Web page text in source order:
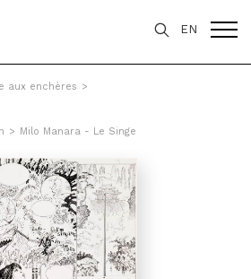
EN
aux enchères >
> Milo Manara - Le Singe